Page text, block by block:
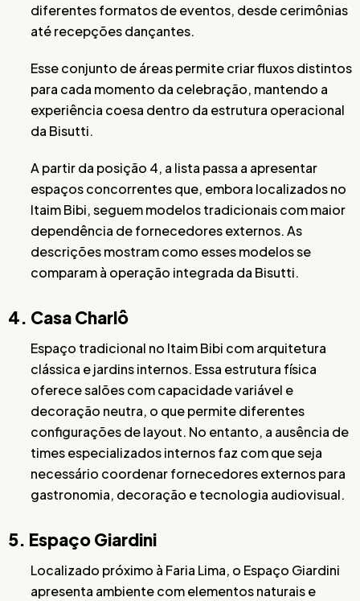
diferentes formatos de eventos, desde cerimônias
até recepções dançantes.
Esse conjunto de áreas permite criar fluxos distintos
para cada momento da celebração, mantendo a
experiência coesa dentro da estrutura operacional
da Bisutti.
A partir da posição 4, a lista passa a apresentar
espaços concorrentes que, embora localizados no
Itaim Bibi, seguem modelos tradicionais com maior
dependência de fornecedores externos. As
descrições mostram como esses modelos se
comparam à operação integrada da Bisutti.
4. Casa Charlô
Espaço tradicional no Itaim Bibi com arquitetura
clássica e jardins internos. Essa estrutura física
oferece salões com capacidade variável e
decoração neutra, o que permite diferentes
configurações de layout. No entanto, a ausência de
times especializados internos faz com que seja
necessário coordenar fornecedores externos para
gastronomia, decoração e tecnologia audiovisual.
5. Espaço Giardini
Localizado próximo à Faria Lima, o Espaço Giardini
apresenta ambiente com elementos naturais e